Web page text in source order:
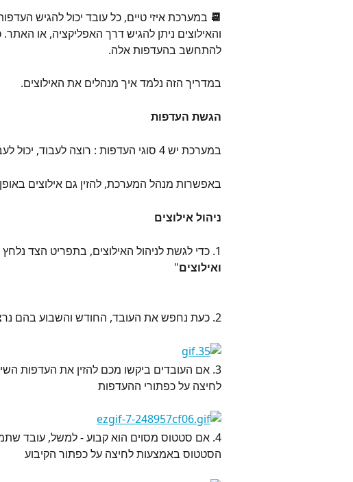
📆 במערכת איזי טיים, כל עובד יכול להגיש
והאילוצים ניתן להגיש דרך האפליקציה, או
להתחשב בהעדפות אלה.
במדריך הזה נלמד איך מנהלים את האילוצים.
הגשת העדפות
במערכת יש 4 סוגי העדפות : רוצה לעבוד, יכול לעבוד, מעדיף שלא לעבוד , לא יכול לעובד.
באפשרות מנהל המערכת, להזין גם אילוצים באופן
ניהול אילוצים
1. כדי לגשת לניהול האילוצים, בתפריט הצד נלחץ על "
ואילוצים"
2. כעת נחפש את העובד, החודש והשבוע בהם נרצה לטפל
3. אם העובדים ביקשו מכם להזין את העדפות
לחיצה על כפתורי ההעדפות
4. אם סטטוס מסוים הוא קבוע - למשל, עובד
הסטטוס באמצעות לחיצה על כפתור הקיבוע